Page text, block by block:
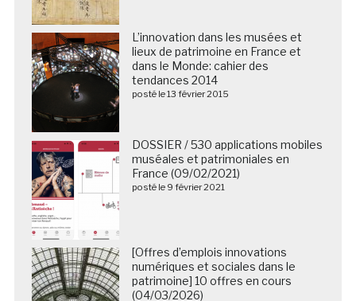
L’innovation dans les musées et
lieux de patrimoine en France et
dans le Monde: cahier des
tendances 2014
posté le 13 février 2015
DOSSIER / 530 applications mobiles
muséales et patrimoniales en
France (09/02/2021)
posté le 9 février 2021
[Offres d’emplois innovations
numériques et sociales dans le
patrimoine] 10 offres en cours
(04/03/2026)